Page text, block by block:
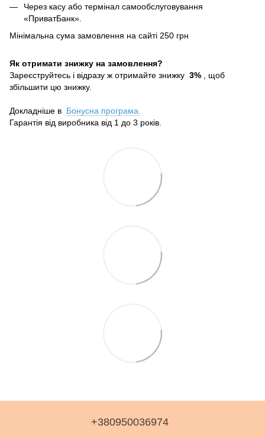
Через касу або термінал самообслуговування
«ПриватБанк».
Мінімальна сума замовлення на сайті 250 грн
Як отримати знижку на замовлення?
Зареєструйтесь і відразу ж отримайте знижку 3% , щоб
збільшити цю знижку.
Докладніше в Бонусна програма.
Гарантія від виробника від 1 до 3 років.
+380950036974